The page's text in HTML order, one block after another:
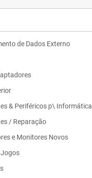
de Dados Externo
& Periféricos p\ Informática
/ Reparação
e Monitores Novos